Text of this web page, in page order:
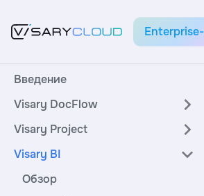
Введение
Visary DocFlow
Visary Project
Visary BI
Обзор